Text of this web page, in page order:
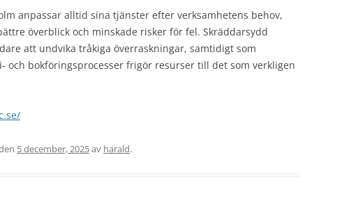
anpassar alltid sina tjänster efter verksamhetens behov,
överblick och minskade risker för fel. Skräddarsydd
att undvika tråkiga överraskningar, samtidigt som
och bokföringsprocesser frigör resurser till det som verkligen
5 december, 2025av harald.